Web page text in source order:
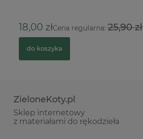
18,00 złCena regularna:25,90 zł
do koszyka
ZieloneKoty.pl
Sklep internetowy
z materiałami do rękodzieła